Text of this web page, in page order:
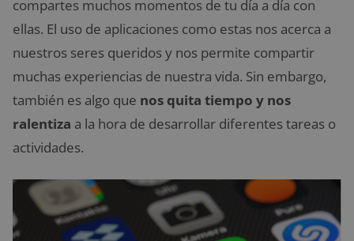
compartes muchos momentos de tu día a día con
ellas. El uso de aplicaciones como estas nos acerca a
nuestros seres queridos y nos permite compartir
muchas experiencias de nuestra vida. Sin embargo,
también es algo que nos quita tiempo y nos
ralentiza a la hora de desarrollar diferentes tareas o
actividades.